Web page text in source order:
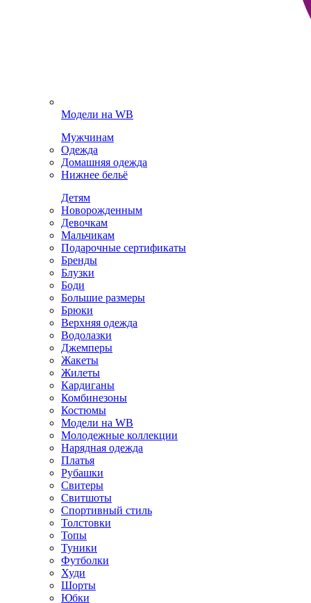
Модели на WB
Мужчинам
Одежда
Домашняя одежда
Нижнее бельё
Детям
Новорожденным
Девочкам
Мальчикам
Подарочные сертификаты
Бренды
Блузки
Боди
Большие размеры
Брюки
Верхняя одежда
Водолазки
Джемперы
Жакеты
Жилеты
Кардиганы
Комбинезоны
Костюмы
Модели на WB
Молодежные коллекции
Нарядная одежда
Платья
Рубашки
Свитеры
Свитшоты
Спортивный стиль
Толстовки
Топы
Туники
Футболки
Худи
Шорты
Юбки